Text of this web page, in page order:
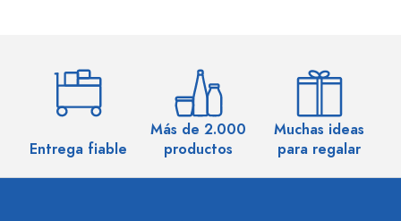
Entrega fiable
Más de 2.000
productos
Muchas ideas
para regalar